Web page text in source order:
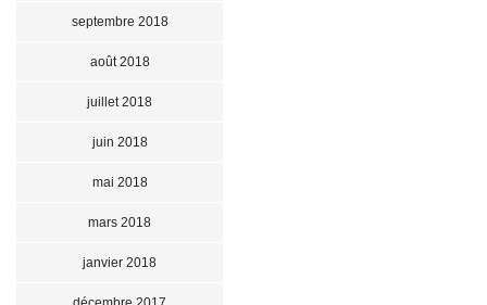
septembre 2018
août 2018
juillet 2018
juin 2018
mai 2018
mars 2018
janvier 2018